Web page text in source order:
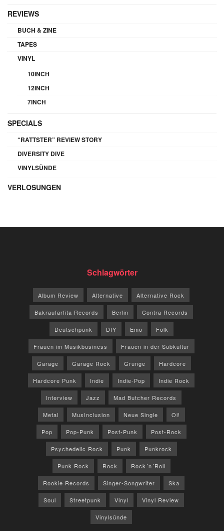
REVIEWS
BUCH & ZINE
TAPES
VINYL
10INCH
12INCH
7INCH
SPECIALS
“RATTSTER” REVIEW STORY
DIVERSITY DIVE
VINYLSÜNDE
VERLOSUNGEN
Schlagwörter
Album Review Alternative Alternative Rock
Bakraufarfita Records Berlin Contra Records
Deutschpunk DIY Emo Folk
Frauen im Musikbusiness Frauen in der Subkultur
Garage Garage Rock Grunge Hardcore
Hardcore Punk Indie Indie-Pop Indie Rock
Interview Jazz Mad Butcher Records
Metal MusInclusion Neue Single Oi!
Pop Pop-Punk Post-Punk Post-Rock
Psychedelic Rock Punk Punkrock
Punk Rock Rock Rock´n´Roll
Rookie Records Singer-Songwriter Ska
Soul Streetpunk Vinyl Vinyl Review
Vinylsünde